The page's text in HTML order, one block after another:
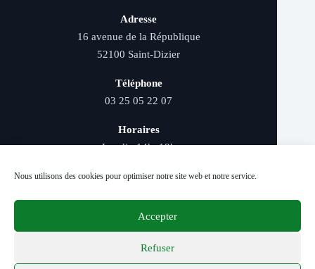
Nous utilisons des cookies pour optimiser notre site web et notre service.
Accepter
Refuser
Adresse
16 avenue de la République
52100 Saint-Dizier
Téléphone
03 25 05 22 07
Horaires
Lundi : 14h–19h
Livraison rapide - Retrait magasin - Paiement
sécurisé - Conseils d’experts